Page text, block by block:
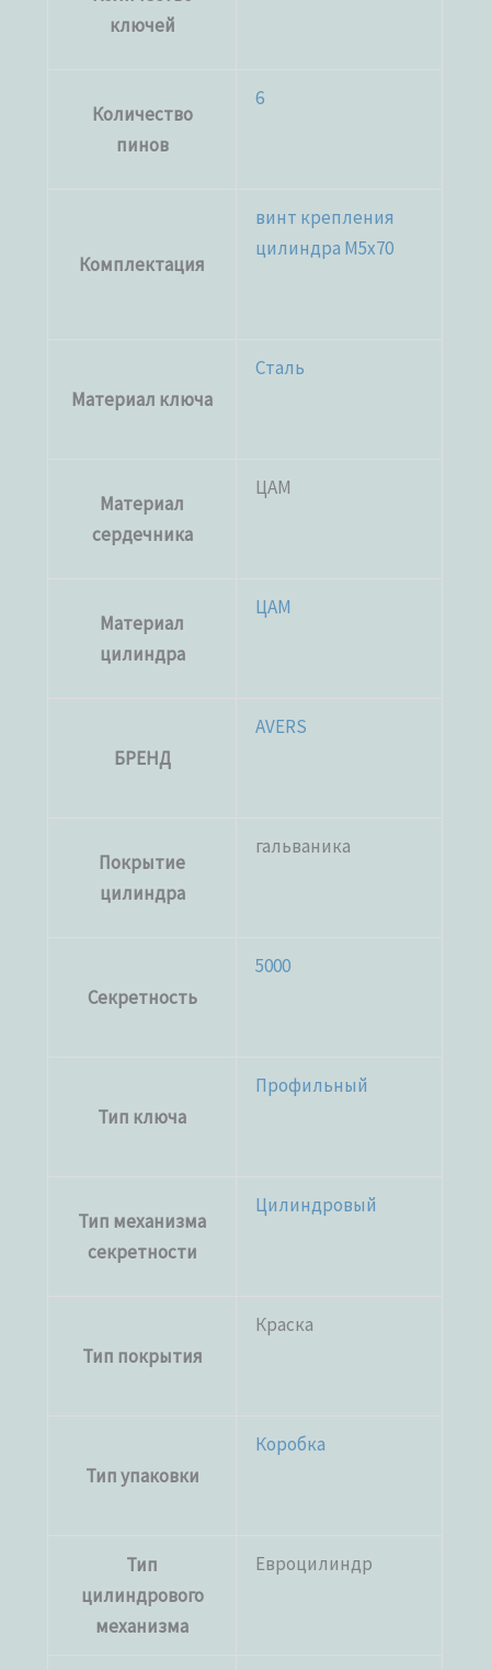
ключей
Количество
пинов
6
Комплектация
винт крепления
цилиндра M5x70
Материал ключа
Сталь
Материал
сердечника
ЦАМ
Материал
цилиндра
ЦАМ
БРЕНД
AVERS
Покрытие
цилиндра
гальваника
Секретность
5000
Тип ключа
Профильный
Тип механизма
секретности
Цилиндровый
Тип покрытия
Краска
Тип упаковки
Коробка
Тип
цилиндрового
механизма
Евроцилиндр